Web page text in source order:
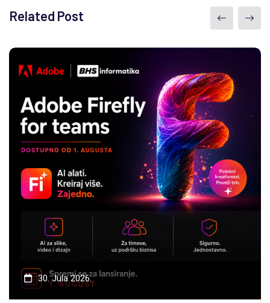
Related Post
30. Jula 2026.